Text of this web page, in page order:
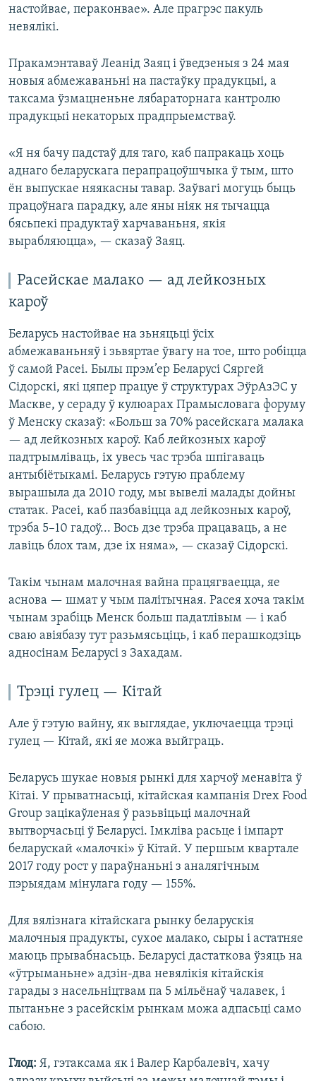
настойвае, пераконвае». Але прагрэс пакуль
невялікі.
Пракамэнтаваў Леанід Заяц і ўведзеныя з 24 мая
новыя абмежаваньні на пастаўку прадукцыі, а
таксама ўзмацненьне лябараторнага кантролю
прадукцыі некаторых прадпрыемстваў.
«Я ня бачу падстаў для таго, каб папракаць хоць
аднаго беларускага перапрацоўшчыка ў тым, што
ён выпускае няякасны тавар. Заўвагі могуць быць
працоўнага парадку, але яны ніяк ня тычацца
бясьпекі прадуктаў харчаваньня, якія
вырабляюцца», — сказаў Заяц.
Расейскае малако — ад лейкозных
кароў
Беларусь настойвае на зьняцьці ўсіх
абмежаваньняў і зьвяртае ўвагу на тое, што робіцца
ў самой Расеі. Былы прэм’ер Беларусі Сяргей
Сідорскі, які цяпер працуе ў структурах ЭўрАзЭС у
Маскве, у сераду ў кулюарах Прамысловага форуму
ў Менску сказаў: «Больш за 70% расейскага малака
— ад лейкозных кароў. Каб лейкозных кароў
падтрымліваць, іх увесь час трэба шпігаваць
антыбіётыкамі. Беларусь гэтую праблему
вырашыла да 2010 году, мы вывелі малады дойны
статак. Расеі, каб пазбавіцца ад лейкозных кароў,
трэба 5–10 гадоў... Вось дзе трэба працаваць, а не
лавіць блох там, дзе іх няма», — сказаў Сідорскі.
Такім чынам малочная вайна працягваецца, яе
аснова — шмат у чым палітычная. Расея хоча такім
чынам зрабіць Менск больш падатлівым — і каб
сваю авіябазу тут разьмясьціць, і каб перашкодзіць
адносінам Беларусі з Захадам.
Трэці гулец — Кітай
Але ў гэтую вайну, як выглядае, уключаецца трэці
гулец — Кітай, які яе можа выйграць.
Беларусь шукае новыя рынкі для харчоў менавіта ў
Кітаі. У прыватнасьці, кітайская кампанія Drex Food
Group зацікаўленая ў разьвіцьці малочнай
вытворчасьці ў Беларусі. Імкліва расьце і імпарт
беларускай «малочкі» ў Кітай. У першым квартале
2017 году рост у параўнаньні з аналягічным
пэрыядам мінулага году — 155%.
Для вялізнага кітайскага рынку беларускія
малочныя прадукты, сухое малако, сыры і астатняе
маюць прывабнасьць. Беларусі дастаткова ўзяць на
«ўтрыманьне» адзін-два невялікія кітайскія
гарады з насельніцтвам па 5 мільёнаў чалавек, і
пытаньне з расейскім рынкам можа адпасьці само
сабою.
Глод: Я, гэтаксама як і Валер Карбалевіч, хачу